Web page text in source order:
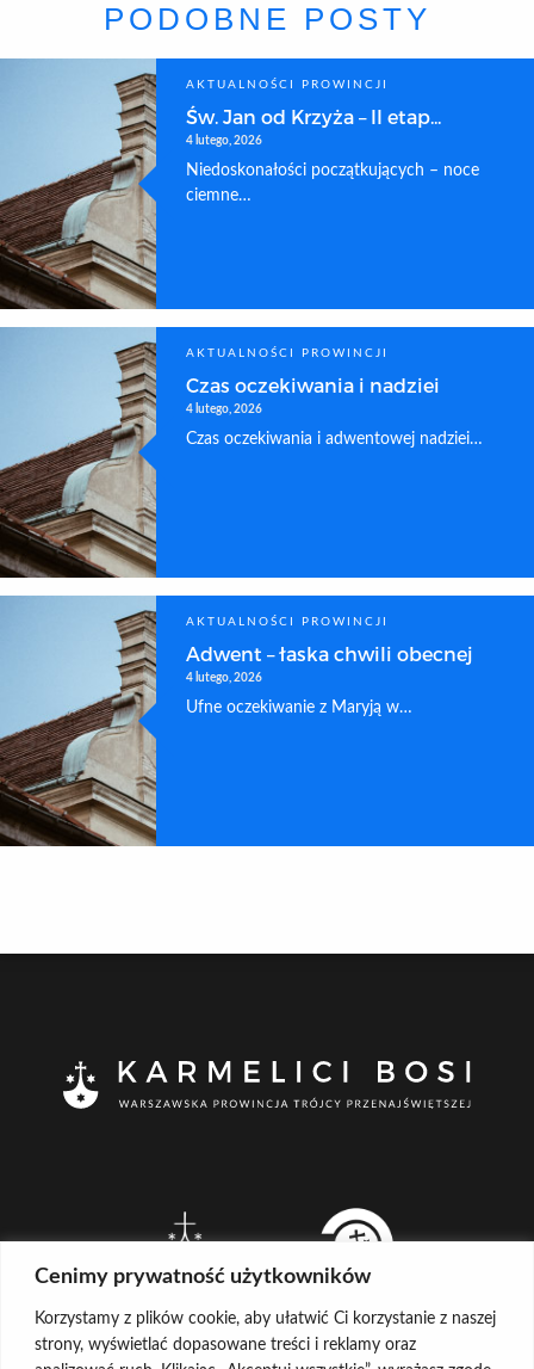
Cenimy prywatność użytkowników
Korzystamy z plików cookie, aby ułatwić Ci korzystanie z naszej
strony, wyświetlać dopasowane treści i reklamy oraz
PODOBNE POSTY
AKTUALNOŚCI PROWINCJI
Św. Jan od Krzyża – II etap...
4 lutego, 2026
Niedoskonałości początkujących – noce
ciemne…
AKTUALNOŚCI PROWINCJI
Czas oczekiwania i nadziei
4 lutego, 2026
Czas oczekiwania i adwentowej nadziei…
AKTUALNOŚCI PROWINCJI
Adwent – łaska chwili obecnej
4 lutego, 2026
Ufne oczekiwanie z Maryją w…